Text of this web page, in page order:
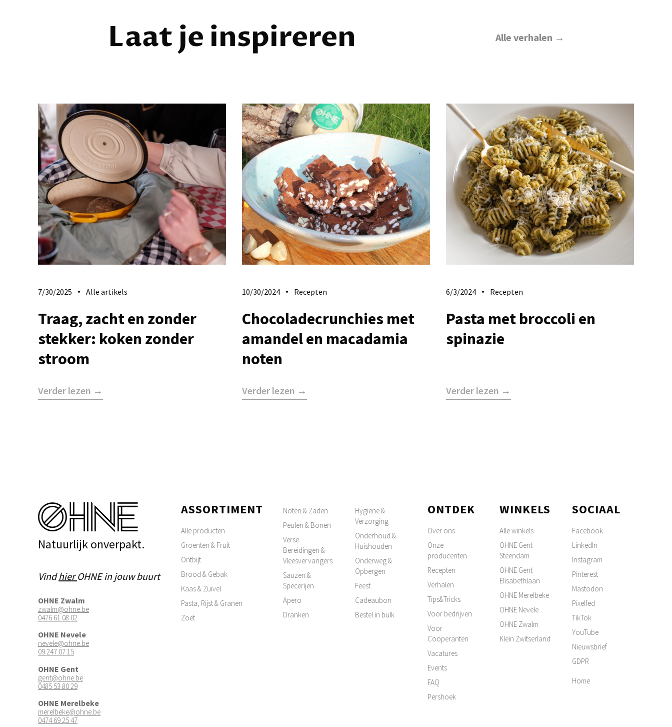
Laat je inspireren Alle verhalen →
7/30/2025 Alle artikels
​Traag, zacht en zonder
stekker: koken zonder
stroom
Verder lezen →
10/30/2024 Recepten
Chocoladecrunchies met
amandel en macadamia
noten
Verder lezen →
6/3/2024 Recepten
Pasta met broccoli en
spinazie
Verder lezen →
Natuurlijk onverpakt.
VindhierOHNE in jouw buurt
OHNE Zwalm
zwalm@ohne.be
0476 61 08 02
OHNE Nevele
nevele@ohne.be
09 247 07 15
OHNE Gent
gent@ohne.be
0485 53 80 29
OHNE Merelbeke
merelbeke@ohne.be
0474 69 25 47
ASSORTIMENT
Alle producten
Groenten & Fruit
Ontbijt
Brood & Gebak
Kaas & Zuivel
Pasta, Rijst & Granen
Zoet
Noten & Zaden
Peulen & Bonen
Verse
Bereidingen &
Vleesvervangers
Sauzen &
Specerijen
Apero
Dranken
Hygiëne &
Verzorging
Onderhoud &
Huishouden
Onderweg &
Opbergen
Feest
Cadeaubon
Bestel in bulk
ONTDEK
Over ons
Onze
producenten
Recepten
Verhalen
Tips&Tricks
Voor bedrijven
Voor
Coöperanten
Vacatures
Events
FAQ
Pershoek
WINKELS
Alle winkels
OHNE Gent
Steendam
OHNE Gent
Elisabethlaan
OHNE Merelbeke
OHNE Nevele
OHNE Zwalm
Klein Zwitserland
SOCIAAL
Facebook
LinkedIn
Instagram
Pinterest
Mastodon
Pixelfed
TikTok
YouTube
Nieuwsbrief
GDPR
Home